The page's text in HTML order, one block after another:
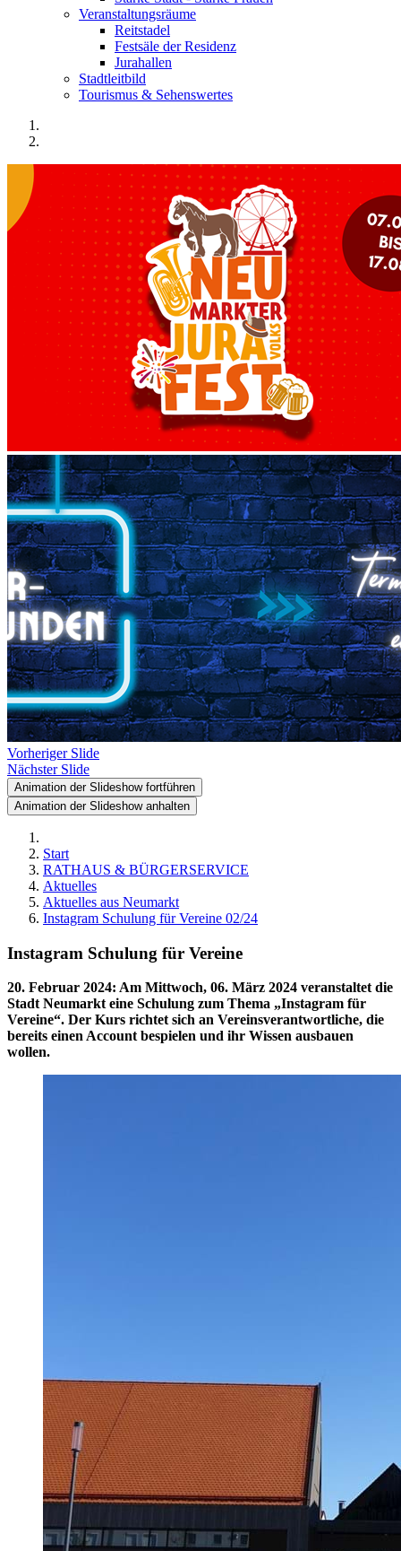
Veranstaltungsräume
Reitstadel
Festsäle der Residenz
Jurahallen
Stadtleitbild
Tourismus & Sehenswertes
Vorheriger Slide
Nächster Slide
Animation der Slideshow fortführen
Animation der Slideshow anhalten
Start
RATHAUS & BÜRGERSERVICE
Aktuelles
Aktuelles aus Neumarkt
Instagram Schulung für Vereine 02/24
Instagram Schulung für Vereine
20. Februar 2024: Am Mittwoch, 06. März 2024 veranstaltet die
Stadt Neumarkt eine Schulung zum Thema „Instagram für
Vereine“. Der Kurs richtet sich an Vereinsverantwortliche, die
bereits einen Account bespielen und ihr Wissen ausbauen
wollen.